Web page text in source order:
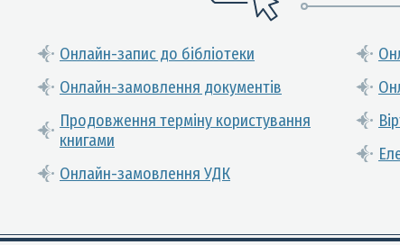
Онлайн-запис до бібліотеки
Онлайн-замовлення документів
Продовження терміну користування
книгами
Онлайн-замовлення УДК